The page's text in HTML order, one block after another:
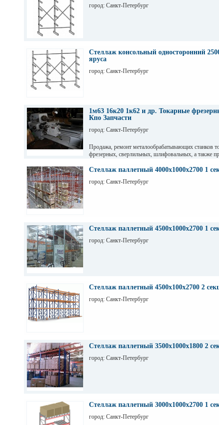
город: Санкт-Петербург
Стеллаж консольный односторонний
яруса
город: Санкт-Петербург
1м63 16к20 1к62 и др. Токарные
Кпо Запчасти
город: Санкт-Петербург
Продажа, ремонт металообрабатывающих станков
фрезерных, сверлильных, шлифовальных, а также
оборудования. Торг. Выбор. Пусконаладка. Санкт-
Стеллаж паллетный 4000х1000х2700 1
город: Санкт-Петербург
Стеллаж паллетный 4500х1000х2700 1
город: Санкт-Петербург
Стеллаж паллетный 4500х100х2700 2
город: Санкт-Петербург
Стеллаж паллетный 3500х1000х1800 2
город: Санкт-Петербург
Стеллаж паллетный 3000х1000х2700 1
город: Санкт-Петербург